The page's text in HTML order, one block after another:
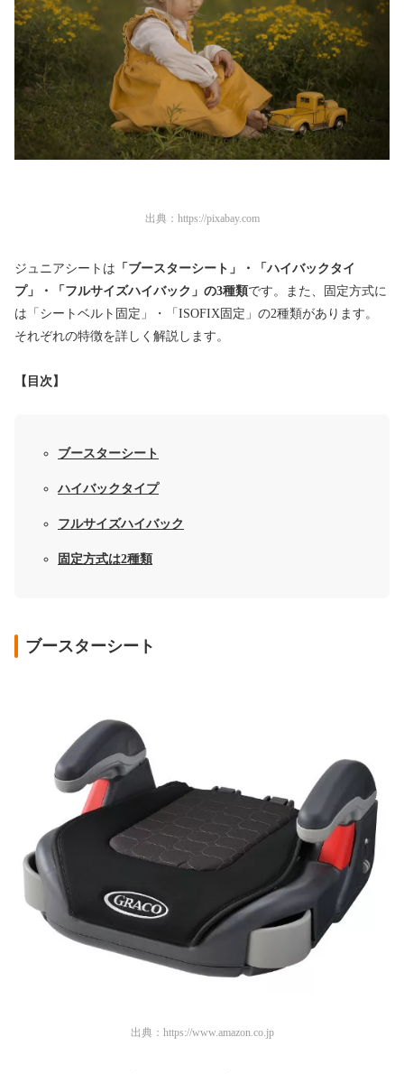
出典： https://pixabay.com
ジュニアシートは 「ブースターシート」・「ハイバックタイ
プ」・「フルサイズハイバック」の3種類です。また、固定方式に
は「シートベルト固定」・「ISOFIX固定」の2種類があります。
それぞれの特徴を詳しく解説します。
【目次】
ブースターシート
ハイバックタイプ
フルサイズハイバック
固定方式は2種類
ブースターシート
出典： https://www.amazon.co.jp